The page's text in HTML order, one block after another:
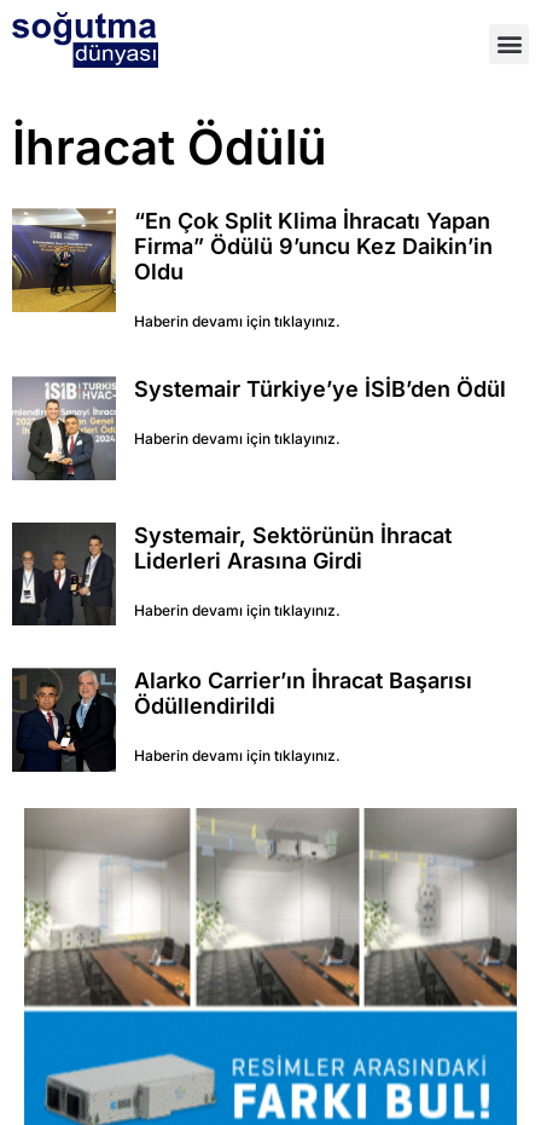
İhracat Ödülü
“En Çok Split Klima İhracatı Yapan
Firma” Ödülü 9’uncu Kez Daikin’in
Oldu
Haberin devamı için tıklayınız.
Systemair Türkiye’ye İSİB’den Ödül
Haberin devamı için tıklayınız.
Systemair, Sektörünün İhracat
Liderleri Arasına Girdi
Haberin devamı için tıklayınız.
Alarko Carrier’ın İhracat Başarısı
Ödüllendirildi
Haberin devamı için tıklayınız.